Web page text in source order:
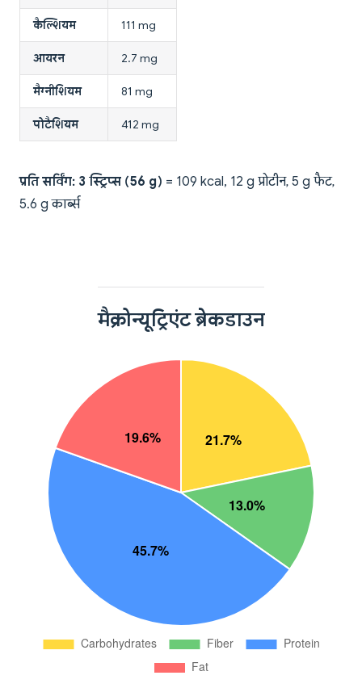
कैल्शियम 111 mg
आयरन 2.7 mg
मैग्नीशियम 81 mg
पोटैशियम 412 mg
प्रति सर्विंग: 3 स्ट्रिप्स (56 g) = 109 kcal, 12 g प्रोटीन, 5 g फैट,
5.6 g कार्ब्स
मैक्रोन्यूट्रिएंट ब्रेकडाउन